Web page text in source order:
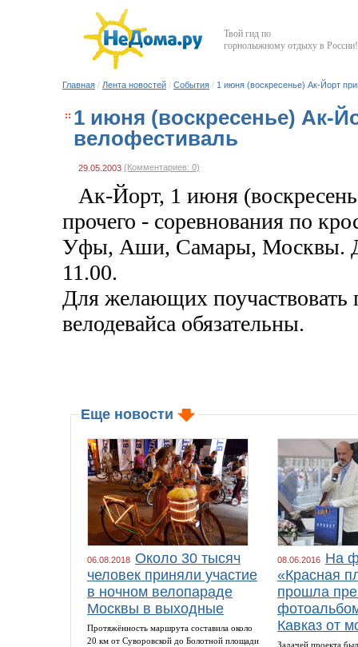
Твой гид по
горнолыжному отдыху в России!
Главная / Лента новостей / События / 1 июня (воскресенье) Ак-Йорт
1 июня (воскресенье) Ак-
велофестиваль
29.05.2003 (Комментариев: 0)
Ак-Йорт, 1 июня
прочего - соревнования по
Уфы, Аши, Самары, Москвы.
11.00.
Для желающих поучаствовать
велодевайса обязательны.
Еще новости
06.08.2018 Около 30 тысяч
человек приняли участие
в ночном велопараде
Москвы в выходные
Протяжённость маршрута составила около
20 км от Суворовской до Болотной площади
08.06.2016 На
«Красная
прошла
Кавказ от
Задачей проекта